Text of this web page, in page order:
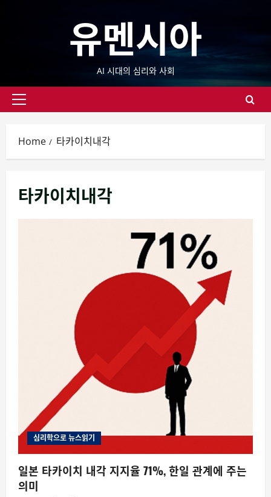
유멘시아
AI 시대의 심리와 사회
Primary
Home 타카이치내각
타카이치내각
심리학으로 뉴스읽기
일본 타카이치 내각 지지율 71%, 한일 관계에 주는
의미